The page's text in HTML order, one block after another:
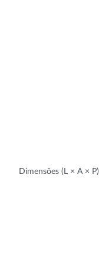
Dimensões (L × A × P)